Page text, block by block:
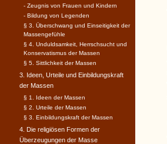
- Zeugnis von Frauen und Kindern
- Bildung von Legenden
§ 3. Überschwang und Einseitigkeit der
Massengefühle
§ 4. Unduldsamkeit, Herrschsucht und
Konservatismus der Massen
§ 5. Sittlichkeit der Massen
3. Ideen, Urteile und Einbildungskraft
der Massen
§ 1. Ideen der Massen
§ 2. Urteile der Massen
§ 3. Einbildungskraft der Massen
4. Die religiösen Formen der
Überzeugungen der Masse